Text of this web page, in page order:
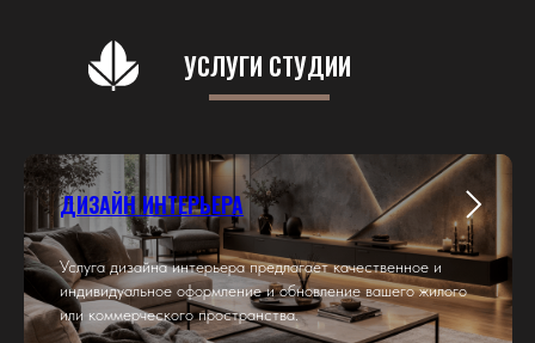
УСЛУГИ СТУДИИ
ДИЗАЙН ИНТЕРЬЕРА
Услуга дизайна интерьера предлагает качественное и
индивидуальное оформление и обновление вашего жилого
или коммерческого пространства.
Индивидуальные
решения для
вашего пространства
Проверяем квартиры
от застройщика
по 150 пунктам